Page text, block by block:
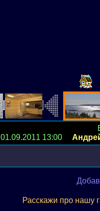
01.09.2011 13:00
Расскажи про нашу